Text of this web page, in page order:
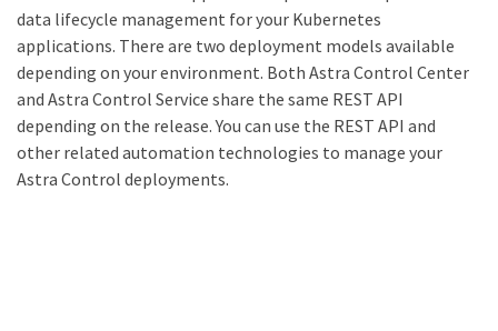
data lifecycle management for your Kubernetes
applications. There are two deployment models available
depending on your environment. Both Astra Control Center
and Astra Control Service share the same REST API
depending on the release. You can use the REST API and
other related automation technologies to manage your
Astra Control deployments.